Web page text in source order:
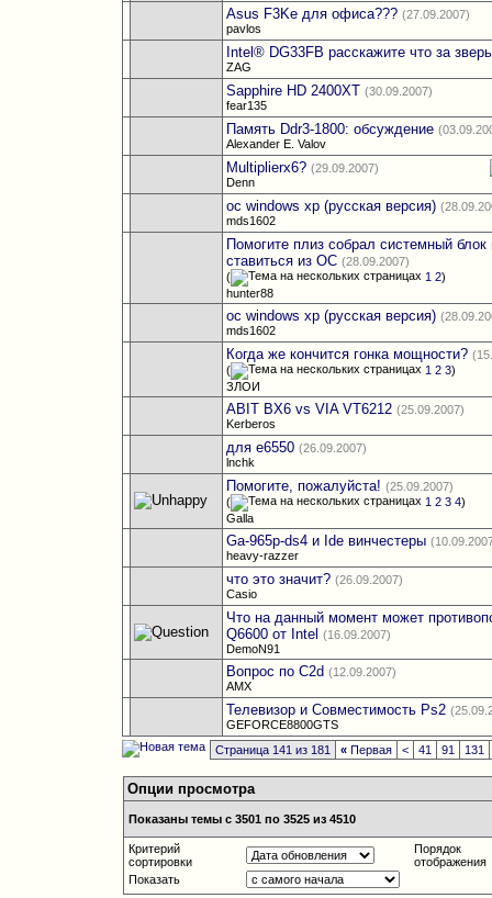
Asus F3Ke для офиса??? (27.09.2007)
pavlos
Intel® DG33FB расскажите что за
ZAG
Sapphire HD 2400XT (30.09.2007)
fear135
Память Ddr3-1800: обсуждение
Alexander E. Valov
Multiplierx6? (29.09.2007)
Denn
ос windows xp (русская версия)
mds1602
Помогите плиз собрал системный блок
ставиться из ОС (28.09.2007)
(
1 2)
hunter88
ос windows xp (русская версия)
mds1602
Когда же кончится гонка мощности?
(
1 2 3)
ЗЛОИ
ABIT BX6 vs VIA VT6212 (25.09.2007)
Kerberos
для e6550 (26.09.2007)
lnchk
Помогите, пожалуйста! (25.09.2007)
(
1 2 3 4)
Galla
Ga-965p-ds4 и Ide винчестеры
heavy-razzer
что это значит? (26.09.2007)
Casio
Что на данный момент может
Q6600 от Intel
(16.09.2007)
DemoN91
Вопрос по C2d (12.09.2007)
AMX
Телевизор и Совместимость Ps2
GEFORCE8800GTS
Страница 141 из 181
« Первая < 41 91 131
Опции просмотра
Показаны темы с 3501 по 3525 из 4510
Критерий
сортировки
Порядок
отображения
Показать